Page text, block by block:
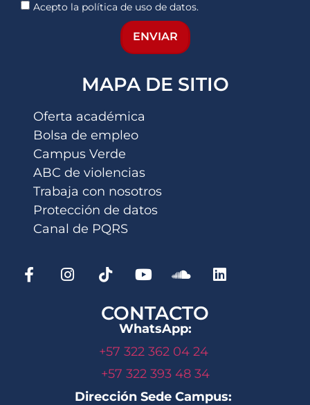
Acepto la política de uso de datos.
ENVIAR
MAPA DE SITIO
Oferta académica
Bolsa de empleo
Campus Verde
ABC de violencias
Trabaja con nosotros
Protección de datos
Canal de PQRS
CONTACTO
WhatsApp:
+57 322 362 04 24
+57 322 393 48 34
Dirección Sede Campus: